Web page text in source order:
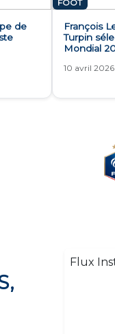
de
FOOT
François
Turpin
Mondial
10 avril 2026
Flux